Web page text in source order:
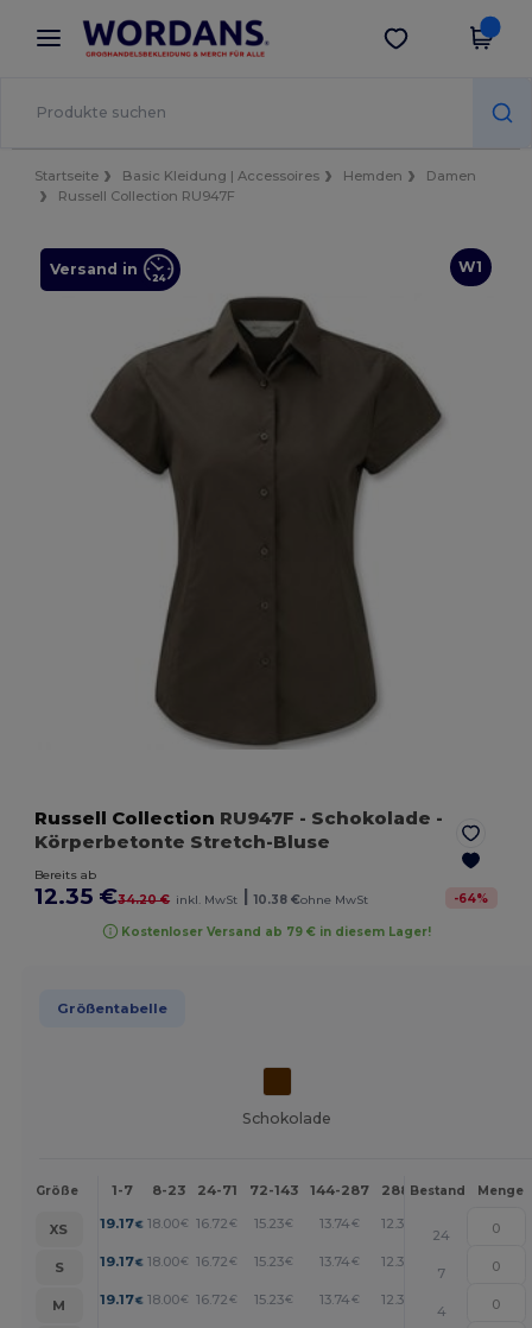
× Wordans App
Bessere Preise in der App!
App holen
Startseite Basic Kleidung | Accessoires Hemden
Damen
Russell Collection RU947F
W1
Versand in
Russell Collection RU947F - Schokolade -
Körperbetonte Stretch-Bluse
Bereits ab
12.35 €34.20 € inkl. MwSt | 10.38 €ohne MwSt -64%
Kostenloser Versand ab 79 € in diesem Lager!
Größentabelle
Schokolade
Größe 1-7 8-23 24-71 72-143 144-287 288 + Mehr
Bestand Menge
XS 19.17€ 18.00€ 16.72 € 15.23€ 13.74€ 12.35 +
24
S
19.17€ 18.00€ 16.72 € 15.23€ 13.74€ 12.35
7
M
19.17€ 18.00€ 16.72 € 15.23€ 13.74€ 12.35
4